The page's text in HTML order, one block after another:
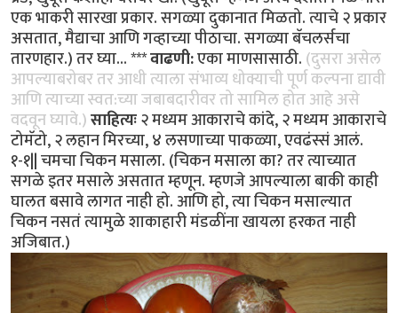
एक भाकरी सारखा प्रकार. सगळ्या दुकानात मिळतो. त्याचे २ प्रकार
असतात, मैद्याचा आणि गव्हाच्या पीठाचा. सगळ्या बॅचलर्सचा
तारणहार.) तर घ्या... ***वाढणी:एका माणसासाठी.(दुसरा असेल
आपल्याबरोबर तर आधी त्याला संभाव्य धोक्याची पूर्ण कल्पना द्यावी
आणि त्याच्या स्वत:च्या जबाबदारीवर तो सामिल होत आहे असे
वदवून घ्यावे.)साहित्यः२ मध्यम आकाराचे कांदे, २ मध्यम आकाराचे
टोमॅटो, २ लहान मिरच्या, ४ लसणाच्या पाकळ्या, एवढंस्सं आलं.
१-१|| चमचा चिकन मसाला. (चिकन मसाला का? तर त्याच्यात
सगळे इतर मसाले असतात म्हणून. म्हणजे आपल्याला बाकी काही
घालत बसावे लागत नाही हो. आणि हो, त्या चिकन मसाल्यात
चिकन नसतं त्यामुळे शाकाहारी मंडळींना खायला हरकत नाही
अजिबात.)